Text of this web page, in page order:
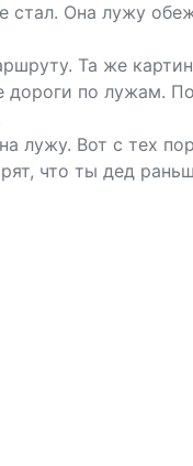
стал. Она лужу
Та же
по лужам.
лужу. Вот с тех
что ты дед